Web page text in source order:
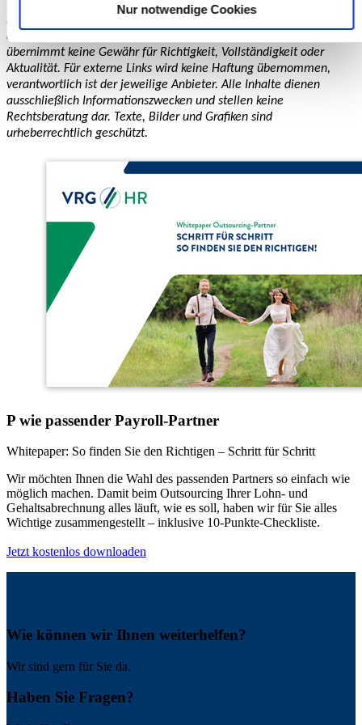
Datenschutzerklärung für diese Website.
Nur notwendige Cookies
Disclaimer:
Hier schreiben Menschen für Menschen. Die Inhalte
dieses Blogs wurden mit größter Sorgfalt erstellt. Die VRG GmbH
übernimmt keine Gewähr für Richtigkeit, Vollständigkeit oder
Aktualität. Für externe Links wird keine Haftung übernommen,
verantwortlich ist der jeweilige Anbieter. Alle Inhalte dienen
ausschließlich Informationszwecken und stellen keine
Rechtsberatung dar. Texte, Bilder und Grafiken sind
urheberrechtlich geschützt.
P wie passender Payroll-Partner
Whitepaper: So finden Sie den Richtigen – Schritt für Schritt
Wir möchten Ihnen die Wahl des passenden Partners so einfach wie
möglich machen. Damit beim Outsourcing Ihrer Lohn- und
Gehaltsabrechnung alles läuft, wie es soll, haben wir für Sie alles
Wichtige zusammengestellt – inklusive 10-Punkte-Checkliste.
Jetzt kostenlos downloaden
Wie können wir Ihnen weiterhelfen?
Wir sind gern für Sie da.
Haben Sie Fragen?